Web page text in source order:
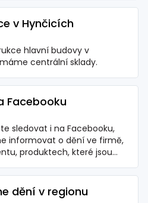
v Hynčicích
hlavní budovy v
centrální sklady.
Facebooku
sledovat i na Facebooku,
informovat o dění ve firmě,
produktech, které jsou
vyhrát.
dění v regionu